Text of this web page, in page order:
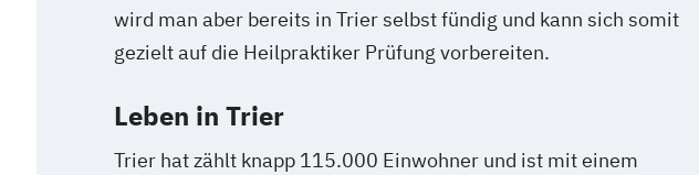
wird man aber bereits in Trier selbst fündig und kann sich somit
gezielt auf die Heilpraktiker Prüfung vorbereiten.
Leben in Trier
Trier hat zählt knapp 115.000 Einwohner und ist mit einem